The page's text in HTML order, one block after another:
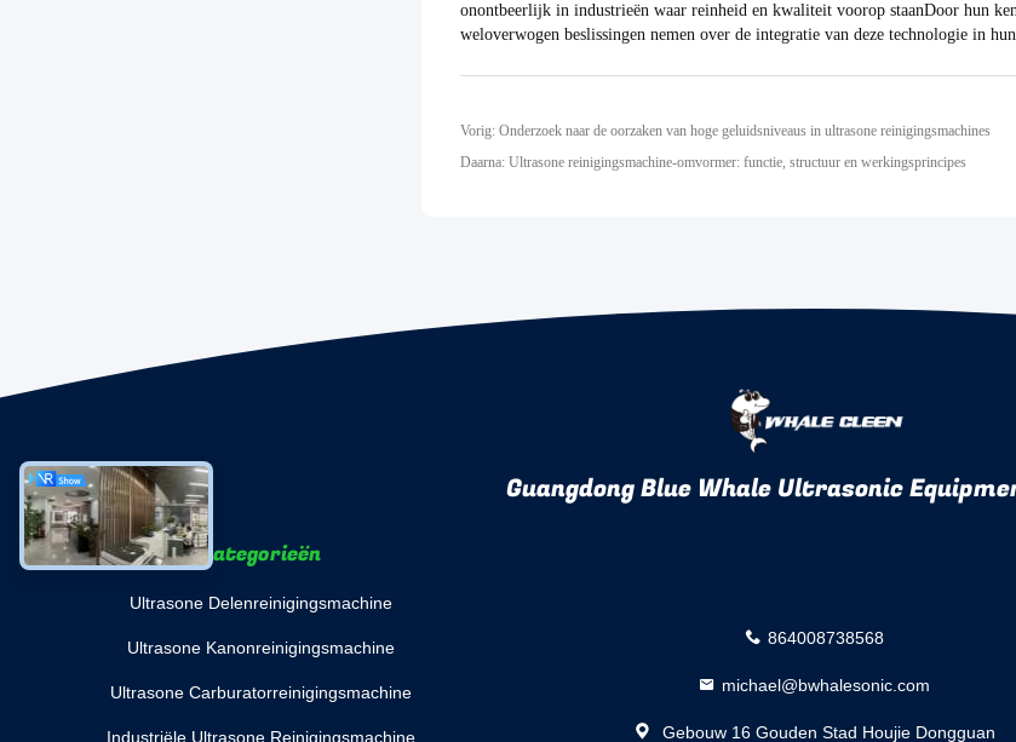
onontbeerlijk in industrieën waar reinheid en kwaliteit voorop staanDoor hun
weloverwogen beslissingen nemen over de integratie van deze technologie in
Vorig: Onderzoek naar de oorzaken van hoge geluidsniveaus in ultrasone reinigingsmachines
Daarna: Ultrasone reinigingsmachine-omvormer: functie, structuur en werkingsprincipes
Guangdong Blue Whale Ultrasonic
Categorieën
Ultrasone Delenreinigingsmachine
Ultrasone Kanonreinigingsmachine
Ultrasone Carburatorreinigingsmachine
Industriële Ultrasone Reinigingsmachine
864008738568
michael@bwhalesonic.com
Gebouw 16 Gouden Stad Houjie Dongguan